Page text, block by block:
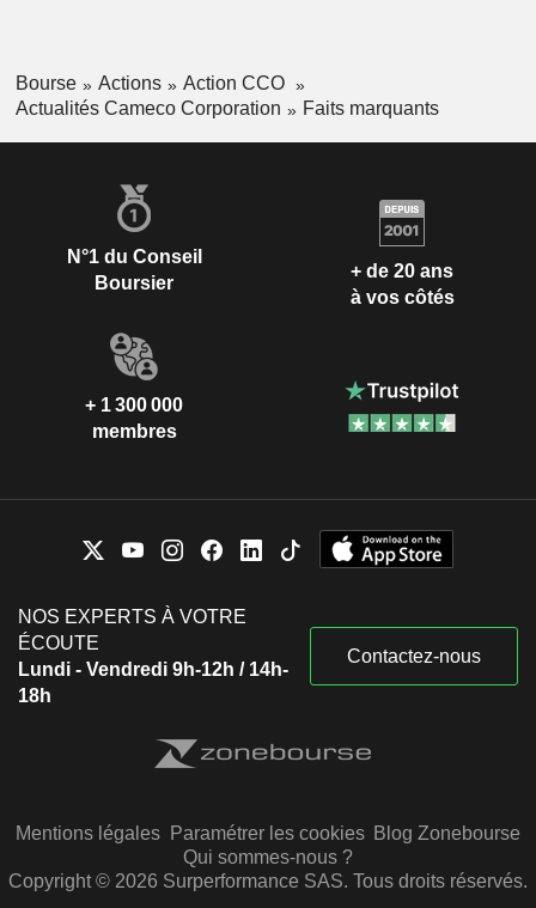
Bourse Actions
Action CCO
Actualités Cameco Corporation
Faits marquants
N°1 du Conseil
Boursier
+ de 20 ans
à vos côtés
+ 1 300 000
membres
NOS EXPERTS À VOTRE
ÉCOUTE
Lundi - Vendredi 9h-12h / 14h-
18h
Contactez-nous
Mentions légales Paramétrer les cookies Blog Zonebourse
Qui sommes-nous ?
Copyright © 2026 Surperformance SAS. Tous droits réservés.